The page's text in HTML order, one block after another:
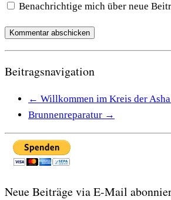
Benachrichtige mich über neue
Beitragsnavigation
← Willkommen im Kreis der
Brunnenreparatur →
Neue Beiträge via E-Mail